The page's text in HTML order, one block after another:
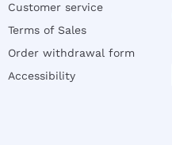
Customer service
Terms of Sales
Order withdrawal form
Accessibility